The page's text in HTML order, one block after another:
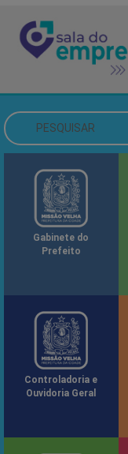
Gabinete do
Prefeito
Controladoria e
Ouvidoria Geral